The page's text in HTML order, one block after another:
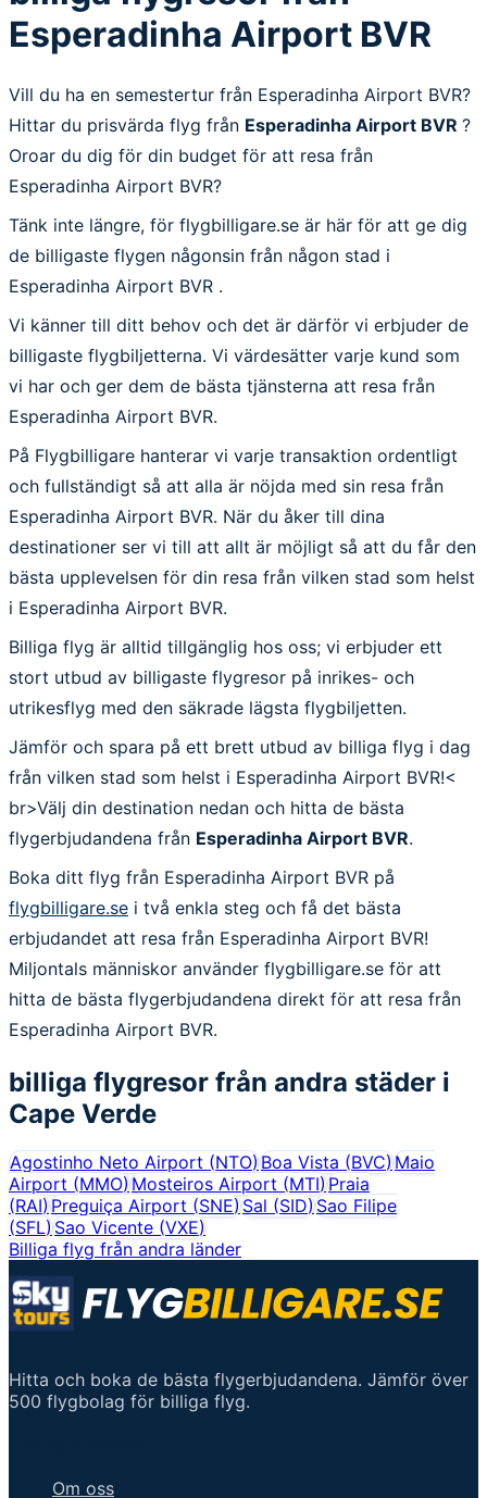
Esperadinha Airport BVR
Vill du ha en semestertur från Esperadinha Airport BVR?
Hittar du prisvärda flyg från Esperadinha Airport BVR ?
Oroar du dig för din budget för att resa från
Esperadinha Airport BVR?
Tänk inte längre, för flygbilligare.se är här för att ge dig
de billigaste flygen någonsin från någon stad i
Esperadinha Airport BVR .
Vi känner till ditt behov och det är därför vi erbjuder de
billigaste flygbiljetterna. Vi värdesätter varje kund som
vi har och ger dem de bästa tjänsterna att resa från
Esperadinha Airport BVR.
På Flygbilligare hanterar vi varje transaktion ordentligt
och fullständigt så att alla är nöjda med sin resa från
Esperadinha Airport BVR. När du åker till dina
destinationer ser vi till att allt är möjligt så att du får den
bästa upplevelsen för din resa från vilken stad som helst
i Esperadinha Airport BVR.
Billiga flyg är alltid tillgänglig hos oss; vi erbjuder ett
stort utbud av billigaste flygresor på inrikes- och
utrikesflyg med den säkrade lägsta flygbiljetten.
Jämför och spara på ett brett utbud av billiga flyg i dag
från vilken stad som helst i Esperadinha Airport BVR!<
br>Välj din destination nedan och hitta de bästa
flygerbjudandena från Esperadinha Airport BVR.
Boka ditt flyg från Esperadinha Airport BVR på
flygbilligare.se i två enkla steg och få det bästa
erbjudandet att resa från Esperadinha Airport BVR!
Miljontals människor använder flygbilligare.se för att
hitta de bästa flygerbjudandena direkt för att resa från
Esperadinha Airport BVR.
billiga flygresor från andra städer i
Cape Verde
Agostinho Neto Airport (NTO)Boa Vista (BVC)Maio
Airport (MMO)Mosteiros Airport (MTI) Praia
(RAI)Preguiça Airport (SNE) Sal (SID) Sao Filipe
(SFL)Sao Vicente (VXE)
Billiga flyg från andra länder
Hitta och boka de bästa flygerbjudandena. Jämför över
500 flygbolag för billiga flyg.
Om oss